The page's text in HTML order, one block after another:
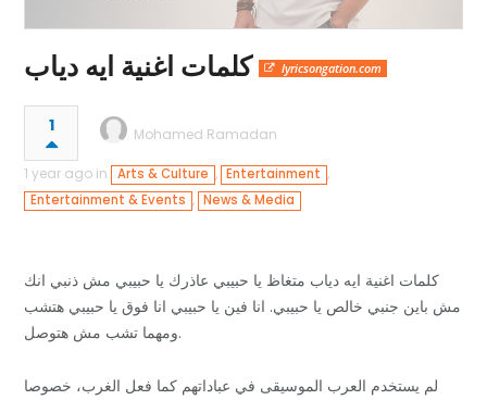
كلمات اغنية ايه دياب lyricsongation.com
1 Mohamed Ramadan
1 year ago in Arts & Culture , Entertainment ,
Entertainment & Events , News & Media
كلمات اغنية ايه دياب متغاظ يا حبيبي عاذرك يا حبيبي مش ذنبي انك
مش باين جنبي خالص يا حبيبي. انا فين يا حبيبي انا فوق يا حبيبي هتشب
ومهما تشب مش هتوصل.
لم يستخدم العرب الموسيقى في عباداتهم كما فعل الغرب، خصوصا